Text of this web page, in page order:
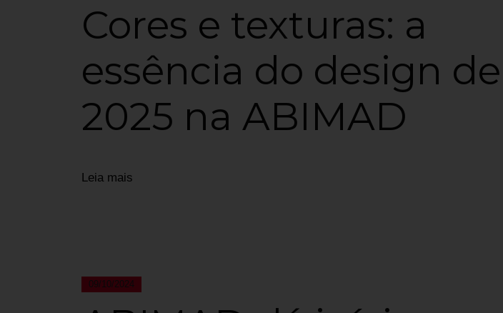
Cores e texturas: a
essência do design de
2025 na ABIMAD
Leia mais
09/10/2024